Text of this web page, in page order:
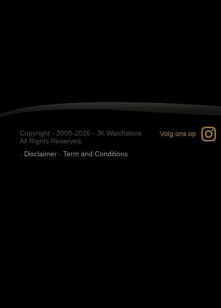
Copyright - 2008-2026 - JK Watchstore.
All Rights Reserved.
- Disclaimer - Term and Conditions